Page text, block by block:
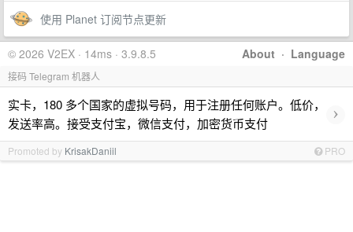
使用 Planet 订阅节点更新
About · Language
© 2026 V2EX · 14ms · 3.9.8.5
接码 Telegram 机器人
实卡，180 多个国家的虚拟号码，用于注册任何账户。低价，
发送率高。接受支付宝，微信支付，加密货币支付
›
Promoted by KrisakDaniil PRO